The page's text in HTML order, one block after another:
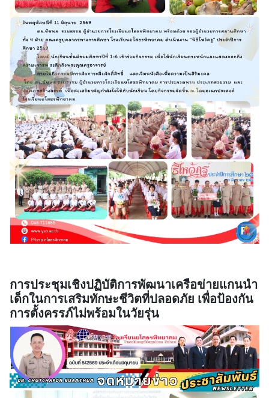
การประชุมเชิงปฏิบัติการพัฒนาเครือข่ายแกนนำ
เด็กในการเสริมทักษะชีวิตที่ปลอดภัย เพื่อป้องกัน
การตั้งครรภ์ไม่พร้อมในวัยรุ่น